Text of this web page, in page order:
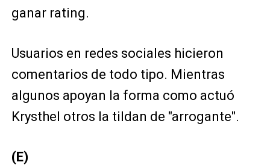
ganar rating.
Usuarios en redes sociales hicieron
comentarios de todo tipo. Mientras
algunos apoyan la forma como actuó
Krysthel otros la tildan de "arrogante".
(E)